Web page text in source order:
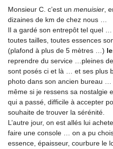
Monsieur C. c’est un menuisier ,
dizaines de km de chez nous …
Il a gardé son entrepôt tel quel …
toutes tailles, toutes essences
(plafond à plus de 5 mètres …)
reprendre du service …pleines
sont posés ci et là … et ses plus
photo dans son ancien bureau …
même si je ressens sa nostalgie
qui a passé, difficile à accepter
souhaite de trouver la sérénité.
L’autre jour, on est allés lui
faire une console … on a pu
essence, épaisseur, courbure le